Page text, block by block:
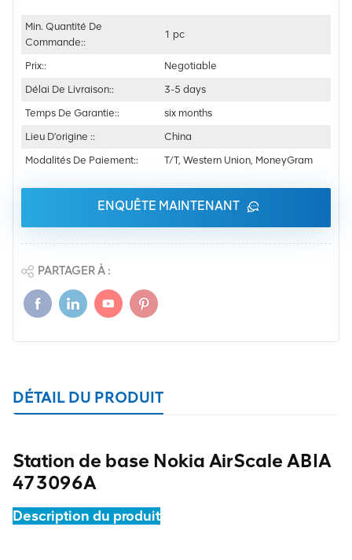
Min. Quantité De
Commande::
1 pc
Prix::
Negotiable
Délai De Livraison::
3-5 days
Temps De Garantie::
six months
Lieu D'origine ::
China
Modalités De Paiement::
T/T, Western Union, MoneyGram
ENQUÊTE MAINTENANT
PARTAGER À :
DÉTAIL DU PRODUIT
Station de base Nokia AirScale ABIA
473096A
Description du produit